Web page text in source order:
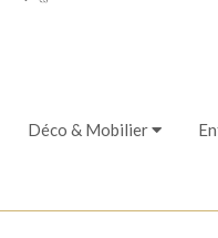
Déco & Mobilier